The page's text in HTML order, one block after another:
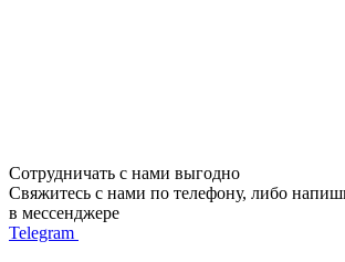
Сотрудничать с нами выгодно
Свяжитесь с нами по телефону, либо
в мессенджере
Telegram